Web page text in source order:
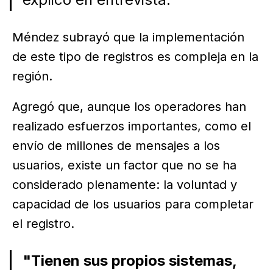
Méndez subrayó que la implementación
de este tipo de registros es compleja en la
región.
Agregó que, aunque los operadores han
realizado esfuerzos importantes, como el
envío de millones de mensajes a los
usuarios, existe un factor que no se ha
considerado plenamente: la voluntad y
capacidad de los usuarios para completar
el registro.
"Tienen sus propios sistemas,